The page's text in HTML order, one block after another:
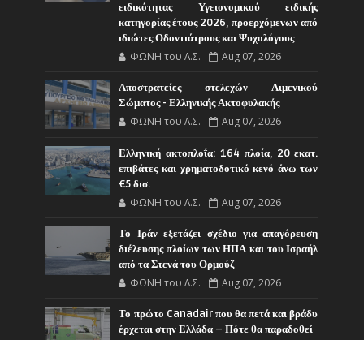
ειδικότητας Υγειονομικού ειδικής
κατηγορίας έτους 2026, προερχόμενων από
ιδιώτες Οδοντιάτρους και Ψυχολόγους
ΦΩΝΗ του Λ.Σ. Aug 07, 2026
Αποστρατείες στελεχών Λιμενικού
Σώματος - Ελληνικής Ακτοφυλακής
ΦΩΝΗ του Λ.Σ. Aug 07, 2026
Ελληνική ακτοπλοΐα: 164 πλοία, 20 εκατ.
επιβάτες και χρηματοδοτικό κενό άνω των
€5 δισ.
ΦΩΝΗ του Λ.Σ. Aug 07, 2026
Το Ιράν εξετάζει σχέδιο για απαγόρευση
διέλευσης πλοίων των ΗΠΑ και του Ισραήλ
από τα Στενά του Ορμούζ
ΦΩΝΗ του Λ.Σ. Aug 07, 2026
Το πρώτο Canadair που θα πετά και βράδυ
έρχεται στην Ελλάδα – Πότε θα παραδοθεί